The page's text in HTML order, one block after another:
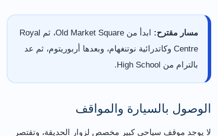
مسار مقترح:
ابدأ من Old Market Square، ثم Royal
Centre وكاتدرائية نوتنغهام، وبعدها أربوريتوم، ثم عد
بالترام من High School.
الوصول بالسيارة والمواقف
لا يوجد موقف سياحي كبير مخصص لزوار الحديقة، وتقتصر